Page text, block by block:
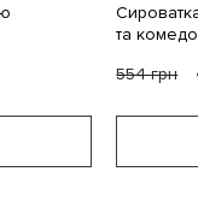
та
554грн